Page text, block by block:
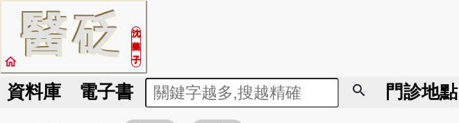
醫砭
沈
藥
子
home
資料庫 電子書 search 門診地點